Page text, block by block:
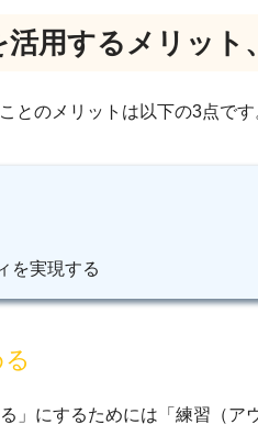
用するメリット
とのメリットは以下の3点です
を実現する
る」にするためには「練習（